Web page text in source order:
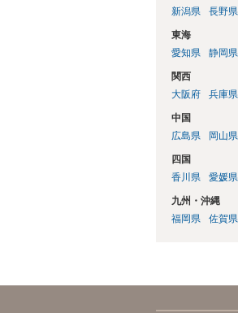
新潟県
長野県
東海
愛知県
静岡県
関西
大阪府
兵庫県
中国
広島県
岡山県
四国
香川県
愛媛県
九州・沖縄
福岡県
佐賀県